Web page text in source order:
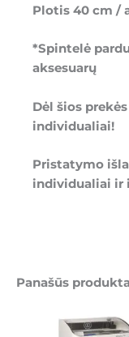
Plotis 40 cm /
*Spintelė
aksesuarų
Dėl šios
individualiai!
Pristatymo
individualiai ir
Panašūs